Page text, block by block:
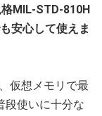
MIL-STD-810H
安心して使えま
仮想メモリで最
段使いに十分な